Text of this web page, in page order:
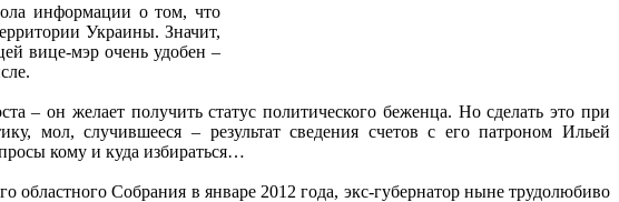
информации о том, что
Украины. Значит,
вице-мэр очень удобен –
– он желает получить статус политического беженца. Но сделать это при
мол, случившееся – результат сведения счетов с его патроном Ильей
кому и куда избираться…
Собрания в январе 2012 года, экс-губернатор ныне трудолюбиво